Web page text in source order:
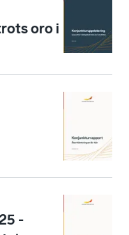
oro i
-